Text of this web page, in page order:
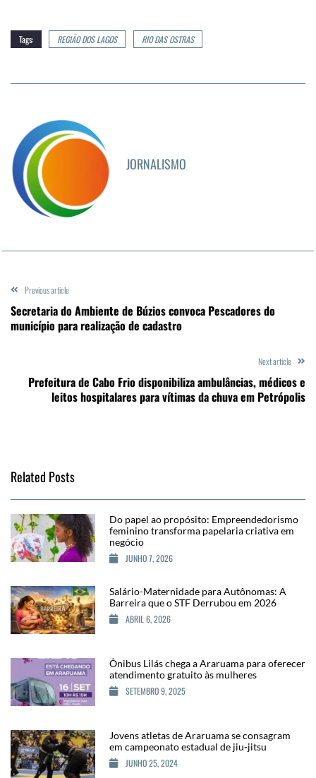
Tags: REGIÃO DOS LAGOS RIO DAS OSTRAS
JORNALISMO
Previous article
Secretaria do Ambiente de Búzios convoca Pescadores do
município para realização de cadastro
Next article
Prefeitura de Cabo Frio disponibiliza ambulâncias, médicos e
leitos hospitalares para vítimas da chuva em Petrópolis
Related Posts
Do papel ao propósito: Empreendedorismo
feminino transforma papelaria criativa em
negócio
JUNHO 7, 2026
Salário-Maternidade para Autônomas: A
Barreira que o STF Derrubou em 2026
ABRIL 6, 2026
Ônibus Lilás chega a Araruama para oferecer
atendimento gratuito às mulheres
SETEMBRO 9, 2025
Jovens atletas de Araruama se consagram
em campeonato estadual de jiu-jitsu
JUNHO 25, 2024